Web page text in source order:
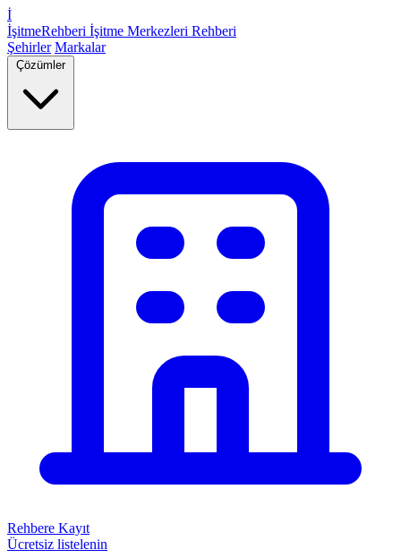
İ
İşitmeRehberi İşitme Merkezleri Rehberi
Şehirler Markalar
Çözümler
Rehbere Kayıt
Ücretsiz listelenin